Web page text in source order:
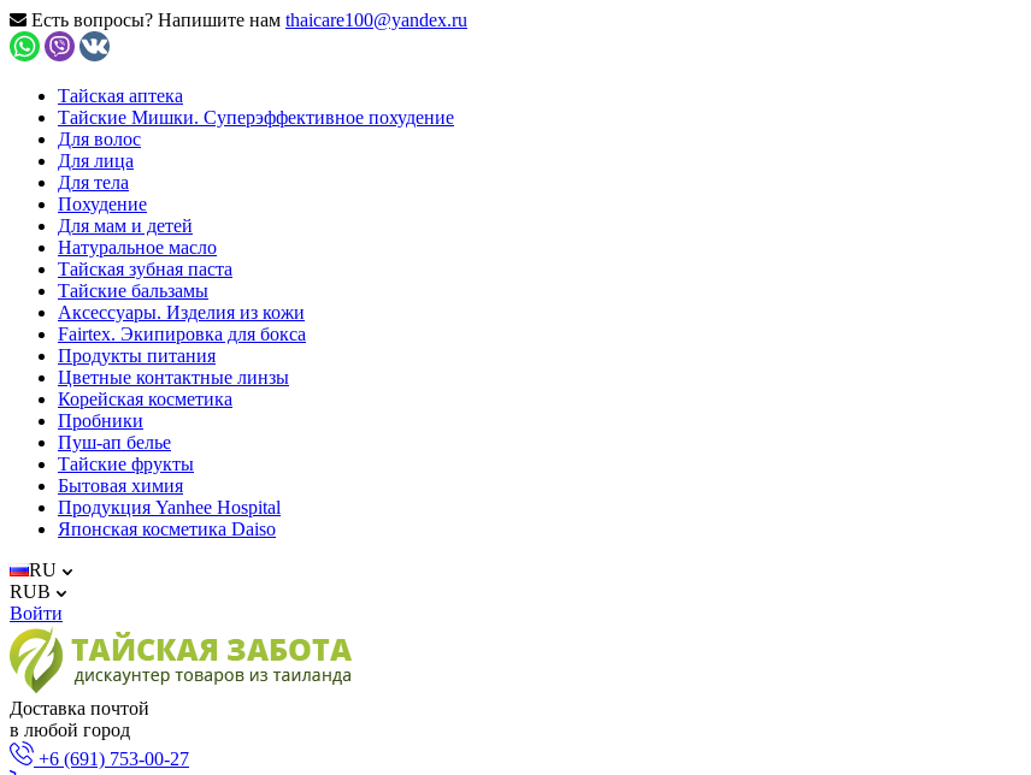
Есть вопросы? Напишите нам thaicare100@yandex.ru
Тайская аптека
Тайские Мишки. Суперэффективное похудение
Для волос
Для лица
Для тела
Похудение
Для мам и детей
Натуральное масло
Тайская зубная паста
Тайские бальзамы
Аксессуары. Изделия из кожи
Fairtex. Экипировка для бокса
Продукты питания
Цветные контактные линзы
Корейская косметика
Пробники
Пуш-ап белье
Тайские фрукты
Бытовая химия
Продукция Yanhee Hospital
Японская косметика Daiso
RU
RUB
Войти
Доставка почтой
в любой город
+6 (691) 753-00-27